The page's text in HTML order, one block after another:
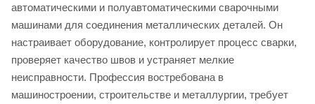
автоматическими и полуавтоматическими сварочными
машинами для соединения металлических деталей. Он
настраивает оборудование, контролирует процесс сварки,
проверяет качество швов и устраняет мелкие
неисправности. Профессия востребована в
машиностроении, строительстве и металлургии, требует